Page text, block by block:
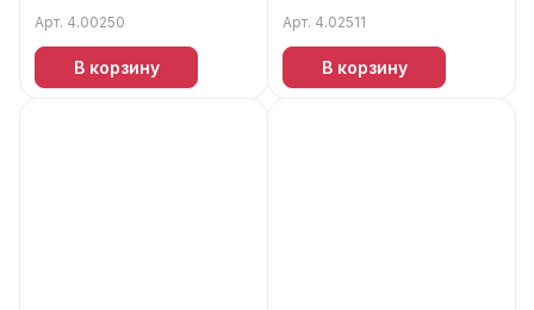
Арт. 4.00250
В корзину
зажима
Арт. 4.02511
В корзину